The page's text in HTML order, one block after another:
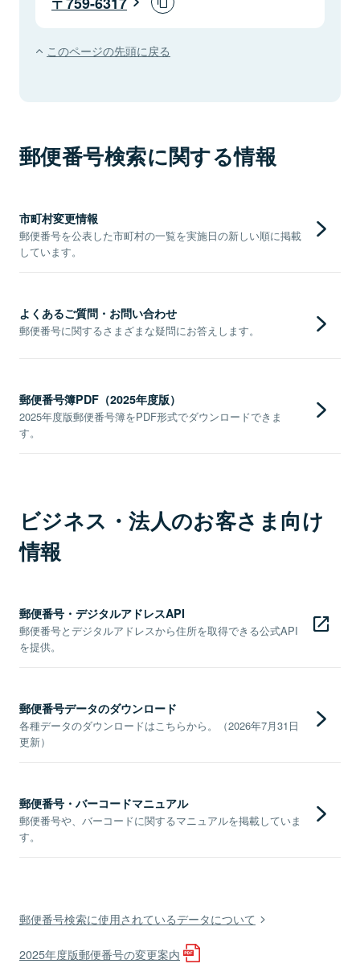
このページの先頭に戻る
郵便番号検索に関する情報
市町村変更情報
郵便番号を公表した市町村の一覧を実施日の新しい順に掲載
しています。
よくあるご質問・お問い合わせ
郵便番号に関するさまざまな疑問にお答えします。
郵便番号簿PDF（2025年度版）
2025年度版郵便番号簿をPDF形式でダウンロードできま
す。
ビジネス・法人のお客さま向け
情報
郵便番号・デジタルアドレスAPI
郵便番号とデジタルアドレスから住所を取得できる公式API
を提供。
郵便番号データのダウンロード
各種データのダウンロードはこちらから。（2026年7月31日
更新）
郵便番号・バーコードマニュアル
郵便番号や、バーコードに関するマニュアルを掲載していま
す。
郵便番号検索に使用されているデータについて
2025年度版郵便番号の変更案内